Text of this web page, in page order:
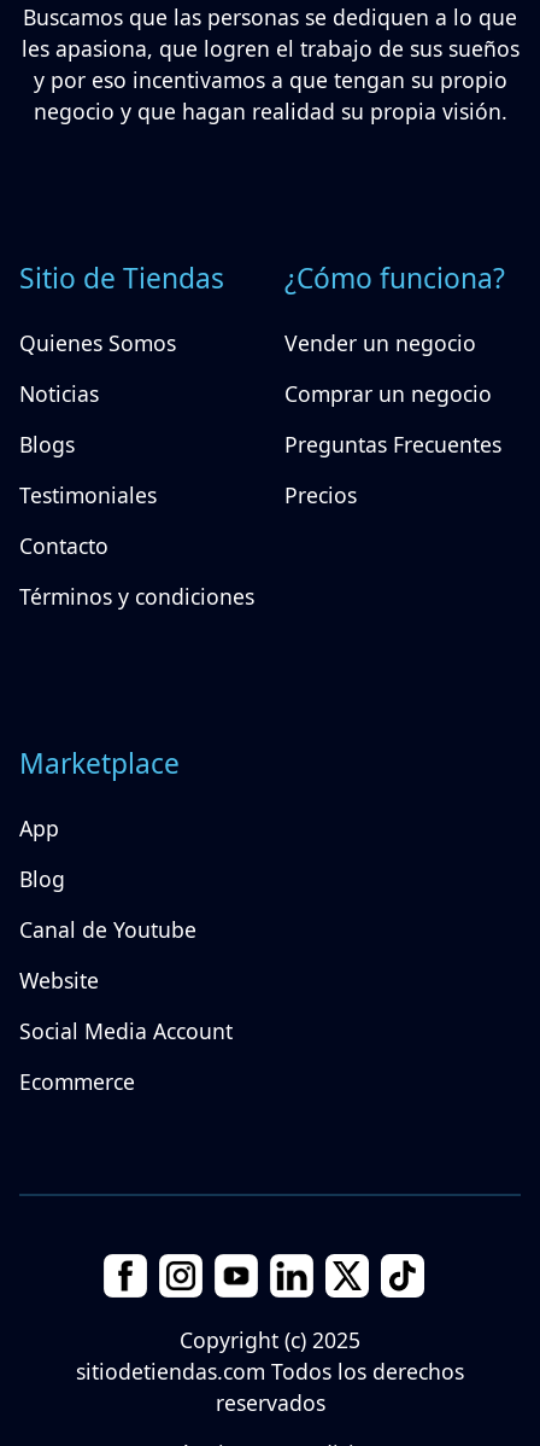
Buscamos que las personas se dediquen a lo que
les apasiona, que logren el trabajo de sus sueños
y por eso incentivamos a que tengan su propio
negocio y que hagan realidad su propia visión.
Sitio de Tiendas
Quienes Somos
Noticias
Blogs
Testimoniales
Contacto
Términos y condiciones
¿Cómo funciona?
Vender un negocio
Comprar un negocio
Preguntas Frecuentes
Precios
Marketplace
App
Blog
Canal de Youtube
Website
Social Media Account
Ecommerce
Copyright (c) 2025
sitiodetiendas.com Todos los derechos
reservados